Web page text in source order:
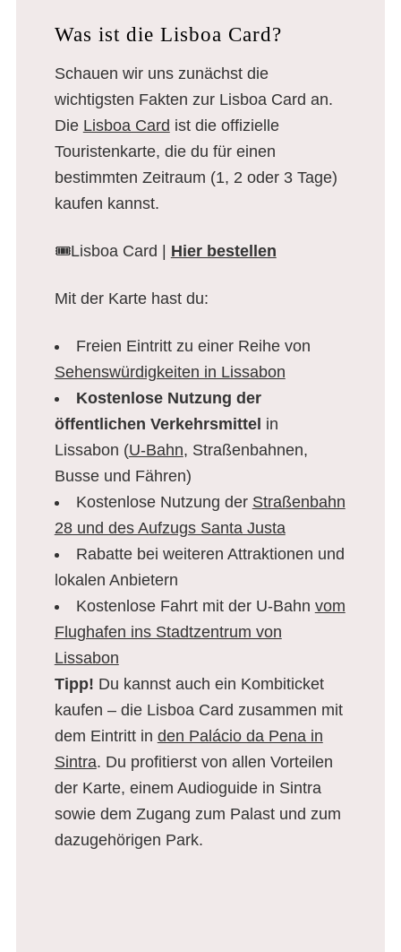
Was ist die Lisboa Card?
Schauen wir uns zunächst die
wichtigsten Fakten zur Lisboa Card an.
Die Lisboa Card ist die offizielle
Touristenkarte, die du für einen
bestimmten Zeitraum (1, 2 oder 3 Tage)
kaufen kannst.
🎟️Lisboa Card | Hier bestellen
Mit der Karte hast du:
Freien Eintritt zu einer Reihe von
Sehenswürdigkeiten in Lissabon
Kostenlose Nutzung der
öffentlichen Verkehrsmittel in
Lissabon (U-Bahn, Straßenbahnen,
Busse und Fähren)
Kostenlose Nutzung der Straßenbahn
28 und des Aufzugs Santa Justa
Rabatte bei weiteren Attraktionen und
lokalen Anbietern
Kostenlose Fahrt mit der U-Bahn vom
Flughafen ins Stadtzentrum von
Lissabon
Tipp! Du kannst auch ein Kombiticket
kaufen – die Lisboa Card zusammen mit
dem Eintritt in den Palácio da Pena in
Sintra. Du profitierst von allen Vorteilen
der Karte, einem Audioguide in Sintra
sowie dem Zugang zum Palast und zum
dazugehörigen Park.